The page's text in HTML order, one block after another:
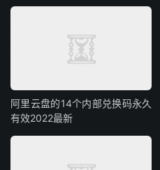
阿里云盘的14个内部兑换码永久
有效2022最新